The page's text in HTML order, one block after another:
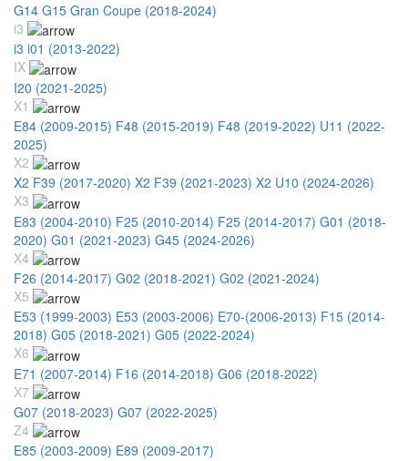
G14 G15 Gran Coupe (2018-2024)
i3
i3 i01 (2013-2022)
IX
I20 (2021-2025)
X1
E84 (2009-2015) F48 (2015-2019) F48 (2019-2022) U11 (2022-
2025)
X2
X2 F39 (2017-2020) X2 F39 (2021-2023) X2 U10 (2024-2026)
X3
E83 (2004-2010) F25 (2010-2014) F25 (2014-2017) G01 (2018-
2020) G01 (2021-2023) G45 (2024-2026)
X4
F26 (2014-2017) G02 (2018-2021) G02 (2021-2024)
X5
E53 (1999-2003) E53 (2003-2006) E70-(2006-2013) F15 (2014-
2018) G05 (2018-2021) G05 (2022-2024)
X6
E71 (2007-2014) F16 (2014-2018) G06 (2018-2022)
X7
G07 (2018-2023) G07 (2022-2025)
Z4
E85 (2003-2009) E89 (2009-2017)